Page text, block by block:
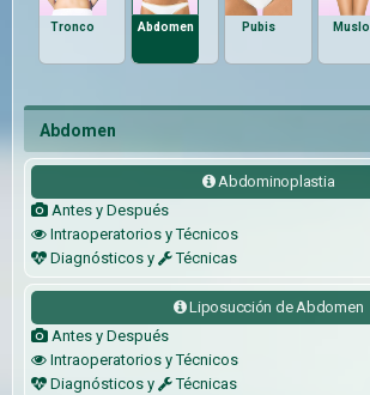
Tronco Abdomen Pubis Muslo
Abdomen
Abdominoplastia
Antes y Después
Intraoperatorios y Técnicos
Diagnósticos y
Técnicas
Liposucción de Abdomen
Antes y Después
Intraoperatorios y Técnicos
Diagnósticos y
Técnicas